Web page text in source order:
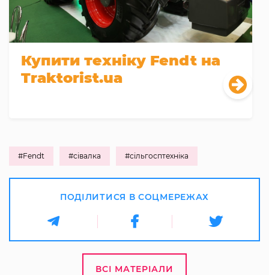
Купити техніку Fendt на
Traktorist.ua
#Fendt #сівалка #сільгосптехніка
ПОДІЛИТИСЯ В СОЦМЕРЕЖАХ
ВСІ МАТЕРІАЛИ